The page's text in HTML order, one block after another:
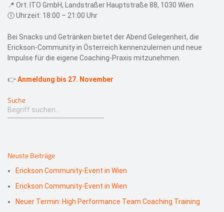
📍 Ort: ITO GmbH, Landstraßer Hauptstraße 88, 1030 Wien
🕕 Uhrzeit: 18:00 – 21:00 Uhr
Bei Snacks und Getränken bietet der Abend Gelegenheit, die
Erickson-Community in Österreich kennenzulernen und neue
Impulse für die eigene Coaching-Praxis mitzunehmen.
👉Anmeldung bis 27. November
Suche
Neuste Beiträge
Erickson Community-Event in Wien
Erickson Community-Event in Wien
Neuer Termin: High Performance Team Coaching Training